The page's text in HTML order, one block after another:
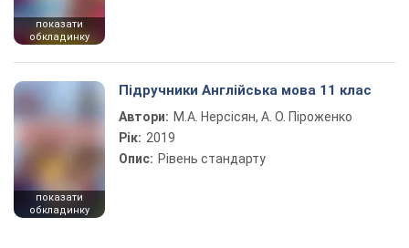
показати
обкладинку
показати
обкладинку
Підручники Англійська мова 11 клас
Автори: М.А. Нерсісян, А. О. Піроженко
Рік: 2019
Опис: Рівень стандарту